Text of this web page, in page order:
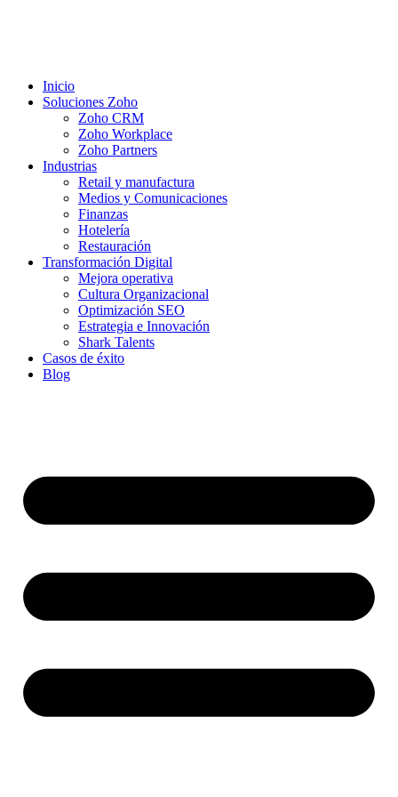
Inicio
Soluciones Zoho
Zoho CRM
Zoho Workplace
Zoho Partners
Industrias
Retail y manufactura
Medios y Comunicaciones
Finanzas
Hotelería
Restauración
Transformación Digital
Mejora operativa
Cultura Organizacional
Optimización SEO
Estrategia e Innovación
Shark Talents
Casos de éxito
Blog